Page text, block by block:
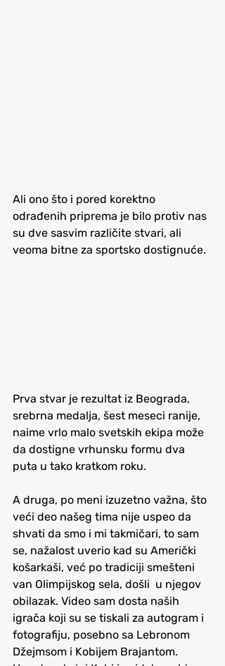
Ali ono što i pored korektno
odrađenih priprema je bilo protiv nas
su dve sasvim različite stvari, ali
veoma bitne za sportsko dostignuće.
Prva stvar je rezultat iz Beograda,
srebrna medalja, šest meseci ranije,
naime vrlo malo svetskih ekipa može
da dostigne vrhunsku formu dva
puta u tako kratkom roku.
A druga, po meni izuzetno važna, što
veći deo našeg tima nije uspeo da
shvati da smo i mi takmičari, to sam
se, nažalost uverio kad su Američki
košarkaši, već po tradiciji smešteni
van Olimpijskog sela, došli  u njegov
obilazak. Video sam dosta naših
igrača koji su se tiskali za autogram i
fotografiju, posebno sa Lebronom
Džejmsom i Kobijem Brajantom.